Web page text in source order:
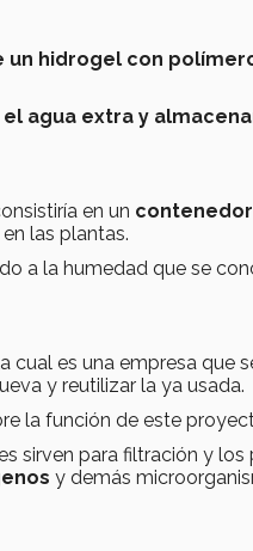
un hidrogel con
agua extra y
en un
las plantas.
a la humedad que se
cual es una empresa que
y reutilizar la ya usada.
la función de este
sirven para filtración y los
y demás